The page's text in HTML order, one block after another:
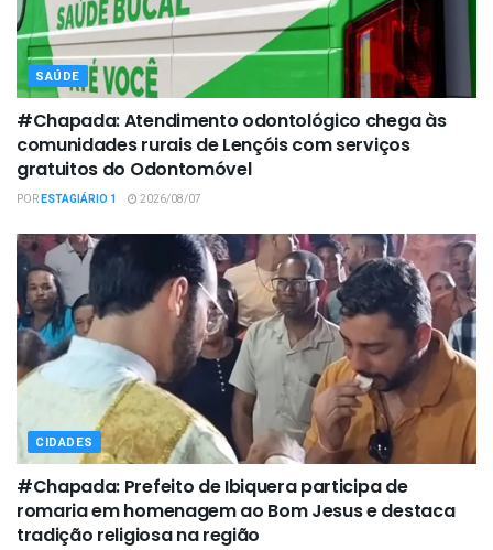
SAÚDE
#Chapada: Atendimento odontológico chega às
comunidades rurais de Lençóis com serviços
gratuitos do Odontomóvel
PORESTAGIÁRIO 1 2026/08/07
CIDADES
#Chapada: Prefeito de Ibiquera participa de
romaria em homenagem ao Bom Jesus e destaca
tradição religiosa na região